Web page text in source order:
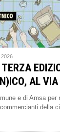
AL
e di Amsa
della